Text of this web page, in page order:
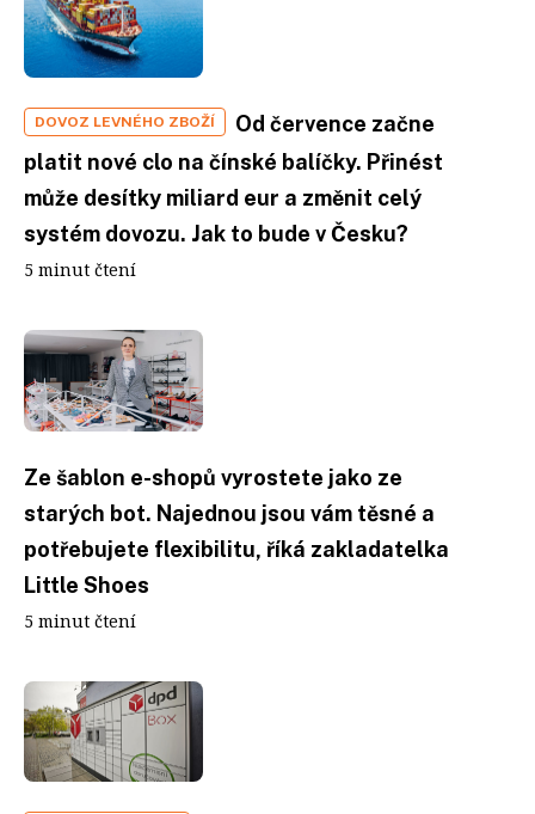
DOVOZ LEVNÉHO ZBOŽÍ
Od července začne
platit nové clo na čínské balíčky. Přinést
může desítky miliard eur a změnit celý
systém dovozu. Jak to bude v Česku?
5 minut čtení
Ze šablon e-shopů vyrostete jako ze
starých bot. Najednou jsou vám těsné a
potřebujete flexibilitu, říká zakladatelka
Little Shoes
5 minut čtení